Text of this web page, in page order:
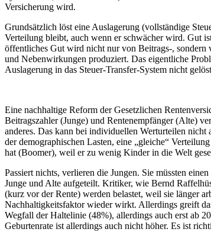
Versicherung wird.
Grundsätzlich löst eine Auslagerung (vollständige
Verteilung bleibt, auch wenn er schwächer wird. Gut
öffentliches Gut wird nicht nur von Beitrags-, sondern
und Nebenwirkungen produziert. Das eigentliche
Auslagerung in das Steuer-Transfer-System nicht
Eine nachhaltige Reform der Gesetzlichen
Beitragszahler (Junge) und Rentenempfänger (Alte)
anderes. Das kann bei individuellen Werturteilen nicht
der demographischen Lasten, eine „gleiche“
hat (Boomer), weil er zu wenig Kinder in die Welt
Passiert nichts, verlieren die Jungen. Sie müssten
Junge und Alte aufgeteilt. Kritiker, wie Bernd
(kurz vor der Rente) werden belastet, weil sie länger
Nachhaltigkeitsfaktor wieder wirkt. Allerdings greift
Wegfall der Haltelinie (48%), allerdings auch erst ab
Geburtenrate ist allerdings auch nicht höher. Es ist